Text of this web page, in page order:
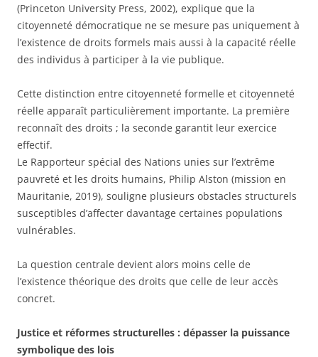
(Princeton University Press, 2002), explique que la
citoyenneté démocratique ne se mesure pas uniquement à
l’existence de droits formels mais aussi à la capacité réelle
des individus à participer à la vie publique.
Cette distinction entre citoyenneté formelle et citoyenneté
réelle apparaît particulièrement importante. La première
reconnaît des droits ; la seconde garantit leur exercice
effectif.
Le Rapporteur spécial des Nations unies sur l’extrême
pauvreté et les droits humains, Philip Alston (mission en
Mauritanie, 2019), souligne plusieurs obstacles structurels
susceptibles d’affecter davantage certaines populations
vulnérables.
La question centrale devient alors moins celle de
l’existence théorique des droits que celle de leur accès
concret.
Justice et réformes structurelles : dépasser la puissance
symbolique des lois